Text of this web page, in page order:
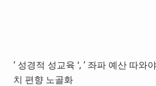
‘성경적 성교육 ’, ‘좌파 예산 따와야
치 편향 노골화